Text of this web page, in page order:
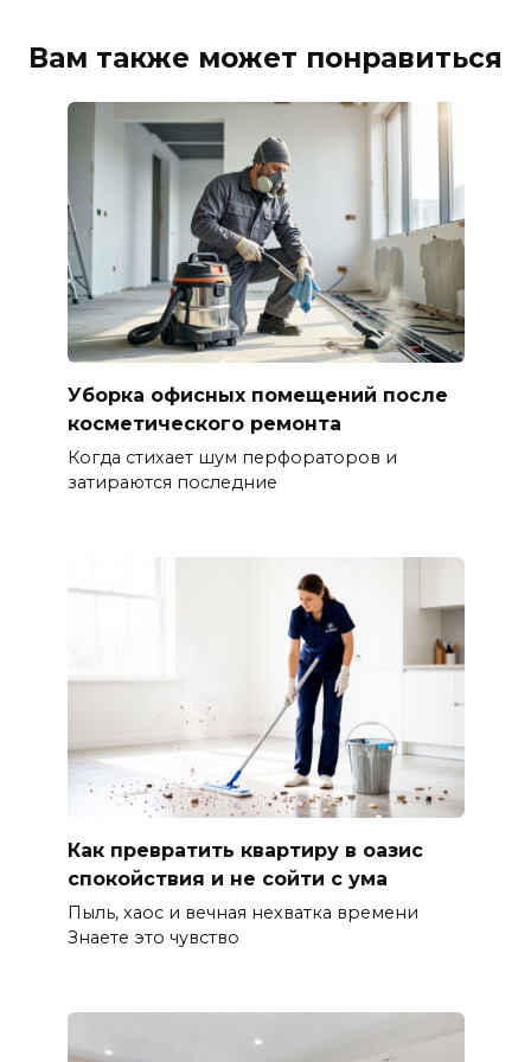
Вам также может понравиться
Уборка офисных помещений после
косметического ремонта
Когда стихает шум перфораторов и
затираются последние
Как превратить квартиру в оазис
спокойствия и не сойти с ума
Пыль, хаос и вечная нехватка времени
Знаете это чувство